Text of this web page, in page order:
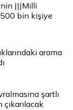
|||Milli
bin kişiye
arama
şartlı